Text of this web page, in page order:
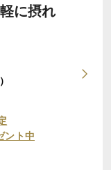
に摂れ
ント中